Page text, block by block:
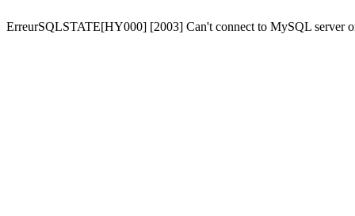
ErreurSQLSTATE[HY000] [2003] Can't connect to MySQL server